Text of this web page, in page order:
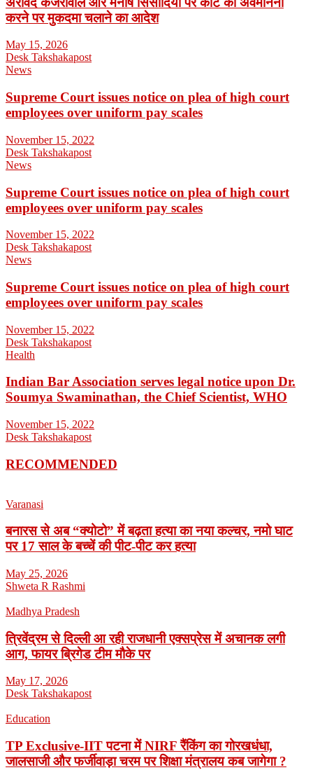
करने पर मुकदमा चलाने का आदेश
May 15, 2026
Desk Takshakapost
News
Supreme Court issues notice on plea of high court
employees over uniform pay scales
November 15, 2022
Desk Takshakapost
News
Supreme Court issues notice on plea of high court
employees over uniform pay scales
November 15, 2022
Desk Takshakapost
News
Supreme Court issues notice on plea of high court
employees over uniform pay scales
November 15, 2022
Desk Takshakapost
Health
Indian Bar Association serves legal notice upon Dr.
Soumya Swaminathan, the Chief Scientist, WHO
November 15, 2022
Desk Takshakapost
RECOMMENDED
Varanasi
बनारस से अब “क्योटो” में बढ़ता हत्या का नया कल्चर, नमो घाट
पर 17 साल के बच्चें की पीट-पीट कर हत्या
May 25, 2026
Shweta R Rashmi
Madhya Pradesh
त्रिवेंद्रम से दिल्ली आ रही राजधानी एक्सप्रेस में अचानक लगी
आग, फायर ब्रिगेड टीम मौके पर
May 17, 2026
Desk Takshakapost
Education
TP Exclusive-IIT पटना में NIRF रैंकिंग का गोरखधंधा,
जालसाजी और फर्जीवाड़ा चरम पर शिक्षा मंत्रालय कब जागेगा ?